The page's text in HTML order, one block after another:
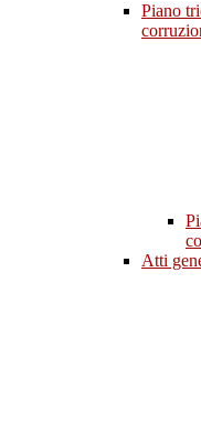
Piano
Atti